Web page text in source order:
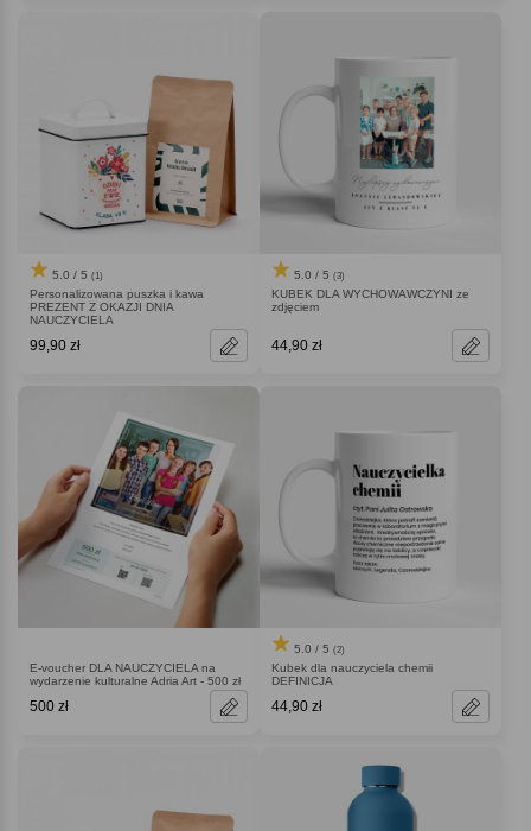
5.0 / 5 (1)
Personalizowana puszka i kawa
PREZENT Z OKAZJI DNIA
NAUCZYCIELA
99,90 zł
5.0 / 5 (3)
KUBEK DLA WYCHOWAWCZYNI ze
zdjęciem
44,90 zł
E-voucher DLA NAUCZYCIELA na
wydarzenie kulturalne Adria Art - 500 zł
500 zł
5.0 / 5 (2)
Kubek dla nauczyciela chemii
DEFINICJA
44,90 zł